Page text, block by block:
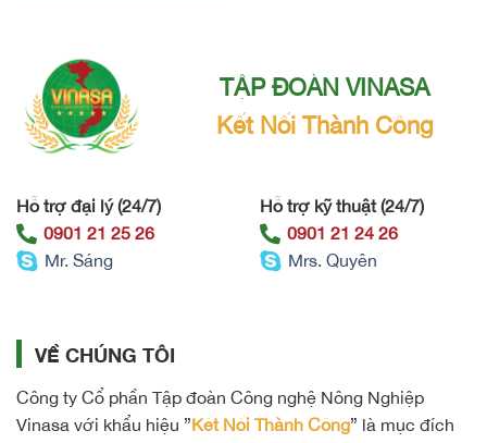
TẬP ĐOÀN VINASA
Kết Nối Thành Công
Hỗ trợ đại lý (24/7)
0901 21 25 26
Mr. Sáng
Hỗ trợ kỹ thuật (24/7)
0901 21 24 26
Mrs. Quyên
VỀ CHÚNG TÔI
Công ty Cổ phần Tập đoàn Công nghệ Nông Nghiệp
Vinasa với khẩu hiệu ”Kết Nối Thành Công” là mục đích